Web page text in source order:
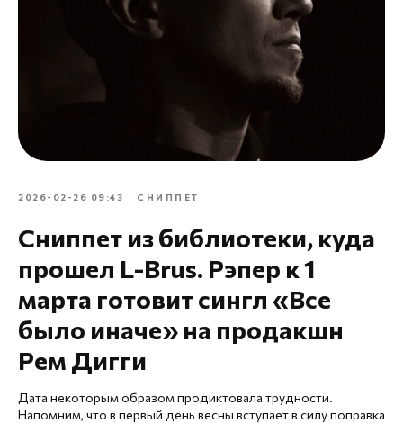
2026-02-26 09:43 СНИППЕТ
Сниппет из библиотеки, куда
прошел L-Brus. Рэпер к 1
марта готовит сингл «Все
было иначе» на продакшн
Рем Дигги
Дата некоторым образом продиктовала трудности.
Напомним, что в первый день весны вступает в силу поправка